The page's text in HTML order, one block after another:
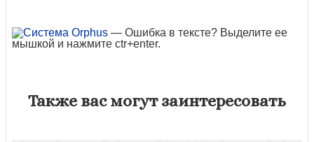
— Ошибка в тексте? Выделите ее
мышкой и нажмите ctr+enter.
Также вас могут заинтересовать